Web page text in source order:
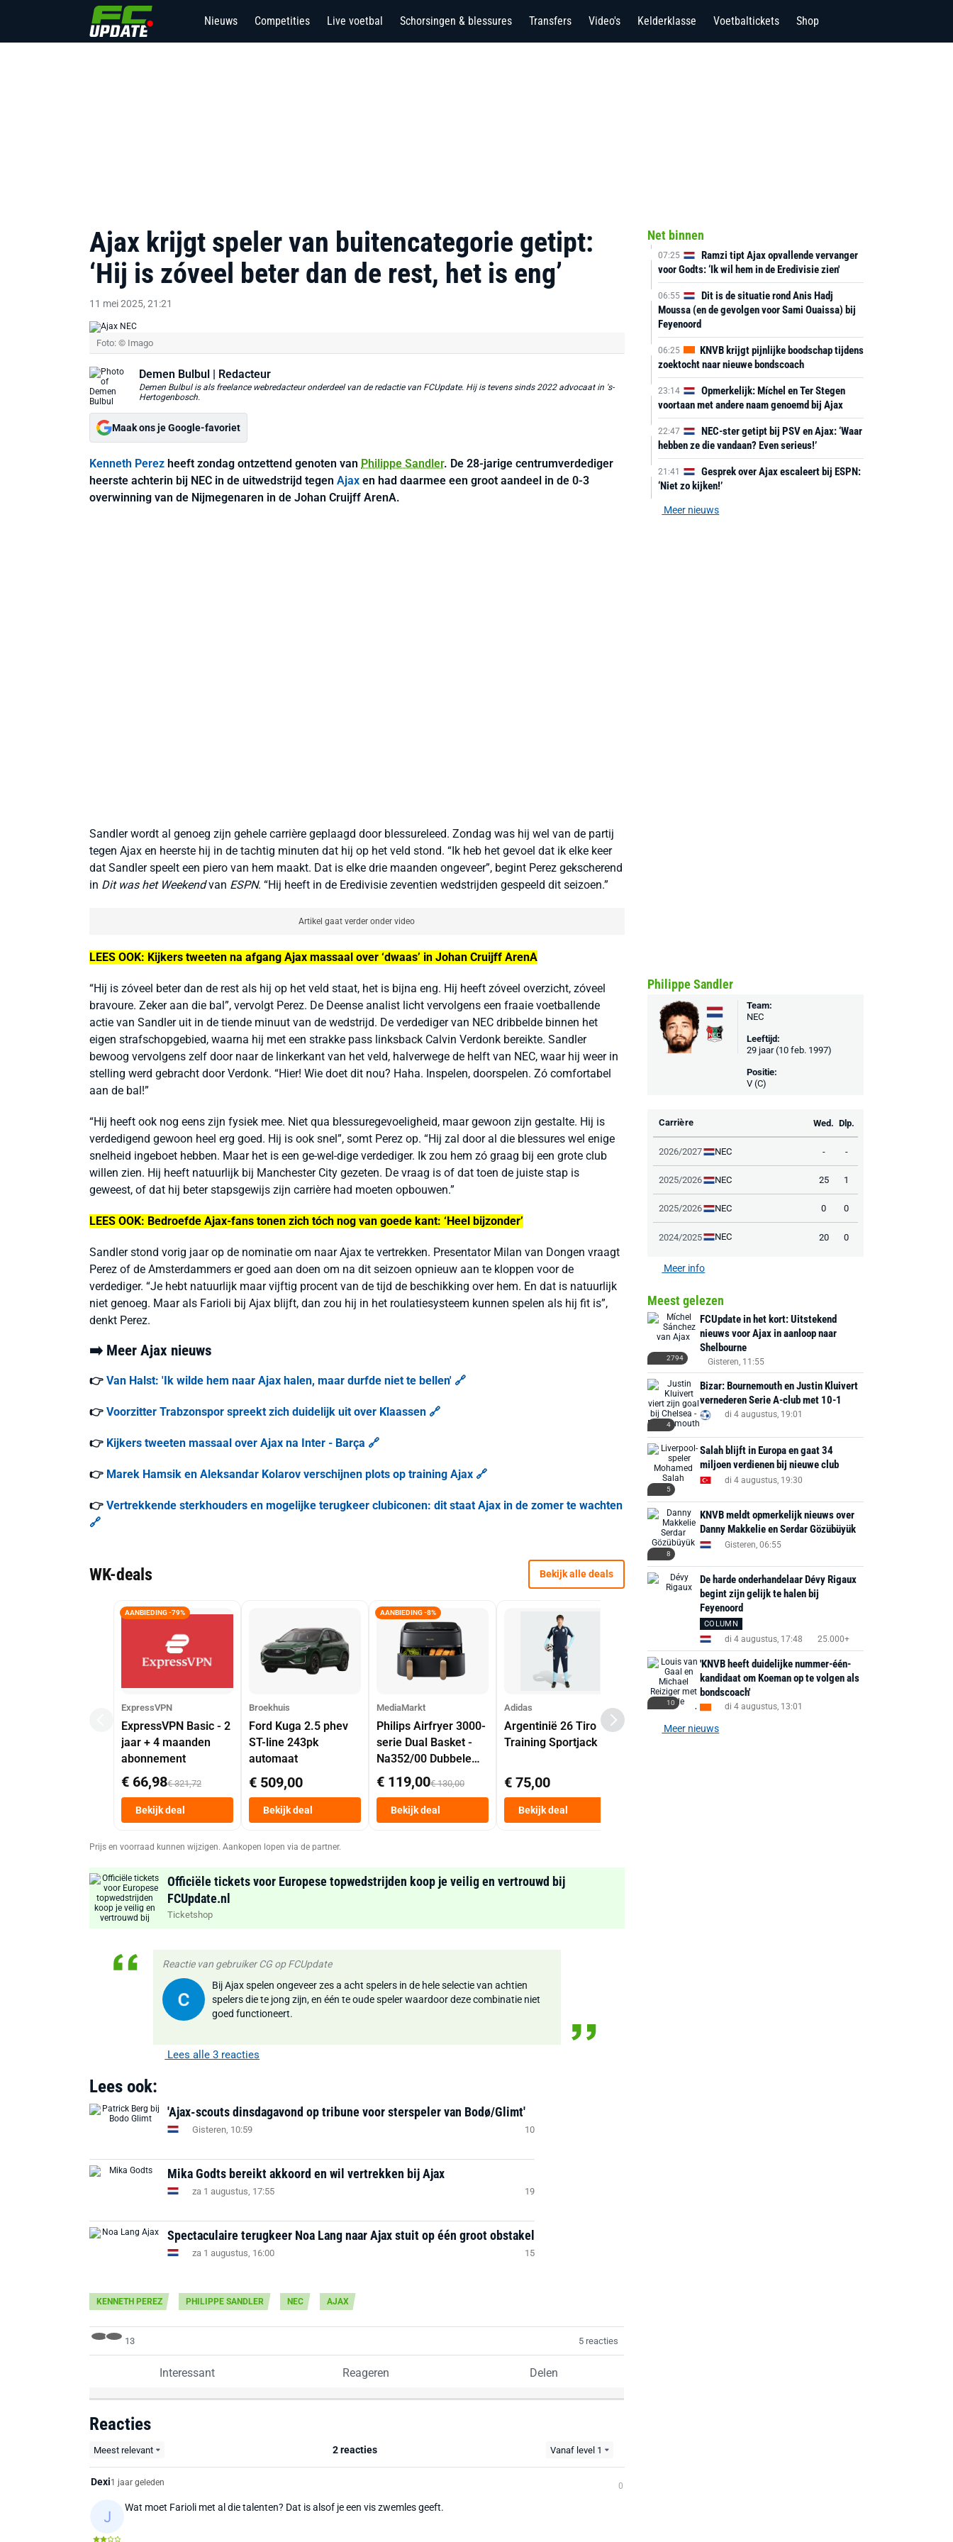
Nieuws Competities Live voetbal Schorsingen & blessures Transfers Video's Kelderklasse Voetbaltickets Shop
Ajax krijgt speler van buitencategorie getipt:
‘Hij is zóveel beter dan de rest, het is eng’
11 mei 2025, 21:21
Foto: © Imago
Demen Bulbul | Redacteur
Demen Bulbul is als freelance webredacteur onderdeel van de redactie van FCUpdate. Hij is tevens sinds 2022 advocaat in 's-
Hertogenbosch.
Maak ons je Google-favoriet
Kenneth Perez heeft zondag ontzettend genoten van Philippe Sandler. De 28-jarige centrumverdediger
heerste achterin bij NEC in de uitwedstrijd tegen Ajax en had daarmee een groot aandeel in de 0-3
overwinning van de Nijmegenaren in de Johan Cruijff ArenA.
Sandler wordt al genoeg zijn gehele carrière geplaagd door blessureleed. Zondag was hij wel van de partij
tegen Ajax en heerste hij in de tachtig minuten dat hij op het veld stond. “Ik heb het gevoel dat ik elke keer
dat Sandler speelt een piero van hem maakt. Dat is elke drie maanden ongeveer”, begint Perez gekscherend
in Dit was het Weekendvan ESPN. “Hij heeft in de Eredivisie zeventien wedstrijden gespeeld dit seizoen.”
Artikel gaat verder onder video
LEES OOK: Kijkers tweeten na afgang Ajax massaal over ‘dwaas’ in Johan Cruijff ArenA
“Hij is zóveel beter dan de rest als hij op het veld staat, het is bijna eng. Hij heeft zóveel overzicht, zóveel
bravoure. Zeker aan die bal”, vervolgt Perez. De Deense analist licht vervolgens een fraaie voetballende
actie van Sandler uit in de tiende minuut van de wedstrijd. De verdediger van NEC dribbelde binnen het
eigen strafschopgebied, waarna hij met een strakke pass linksback Calvin Verdonk bereikte. Sandler
bewoog vervolgens zelf door naar de linkerkant van het veld, halverwege de helft van NEC, waar hij weer in
stelling werd gebracht door Verdonk. “Hier! Wie doet dit nou? Haha. Inspelen, doorspelen. Zó comfortabel
aan de bal!”
“Hij heeft ook nog eens zijn fysiek mee. Niet qua blessuregevoeligheid, maar gewoon zijn gestalte. Hij is
verdedigend gewoon heel erg goed. Hij is ook snel”, somt Perez op. “Hij zal door al die blessures wel enige
snelheid ingeboet hebben. Maar het is een ge-wel-dige verdediger. Ik zou hem zó graag bij een grote club
willen zien. Hij heeft natuurlijk bij Manchester City gezeten. De vraag is of dat toen de juiste stap is
geweest, of dat hij beter stapsgewijs zijn carrière had moeten opbouwen.”
LEES OOK: Bedroefde Ajax-fans tonen zich tóch nog van goede kant: ‘Heel bijzonder’
Sandler stond vorig jaar op de nominatie om naar Ajax te vertrekken. Presentator Milan van Dongen vraagt
Perez of de Amsterdammers er goed aan doen om na dit seizoen opnieuw aan te kloppen voor de
verdediger. “Je hebt natuurlijk maar vijftig procent van de tijd de beschikking over hem. En dat is natuurlijk
niet genoeg. Maar als Farioli bij Ajax blijft, dan zou hij in het roulatiesysteem kunnen spelen als hij fit is”,
denkt Perez.
➡️ Meer Ajax nieuws
👉 Van Halst: 'Ik wilde hem naar Ajax halen, maar durfde niet te bellen' 🔗
👉 Voorzitter Trabzonspor spreekt zich duidelijk uit over Klaassen 🔗
👉 Kijkers tweeten massaal over Ajax na Inter - Barça 🔗
👉 Marek Hamsik en Aleksandar Kolarov verschijnen plots op training Ajax 🔗
👉 Vertrekkende sterkhouders en mogelijke terugkeer clubiconen: dit staat Ajax in de zomer te wachten
🔗
WK-deals Bekijk alle deals
AANBIEDING -79%
ExpressVPN
ExpressVPN Basic - 2
jaar + 4 maanden
abonnement
€ 66,98€ 321,72
Bekijk deal
Broekhuis
Ford Kuga 2.5 phev
ST-line 243pk
automaat
€ 509,00
Bekijk deal
AANBIEDING -8%
MediaMarkt
Philips Airfryer 3000-
serie Dual Basket -
Na352/00 Dubbele
Mand 9 L Tot 6
Personen
Heteluchtfriteuse
Zwart
€ 119,00€ 130,00
Bekijk deal
Adidas
Argentinië 26 Tiro
Training Sportjack
€ 75,00
Bekijk deal
MediaMarkt
EA Sports FC 26 -
Adidas
Prijs en voorraad kunnen wijzigen. Aankopen lopen via de partner.
Officiële tickets voor Europese topwedstrijden koop je veilig en vertrouwd bij
FCUpdate.nl
Ticketshop
Reactie van gebruiker CG op FCUpdate
Bij Ajax spelen ongeveer zes a acht spelers in de hele selectie van achtien
spelers die te jong zijn, en één te oude speler waardoor deze combinatie niet
goed functioneert.
Lees alle 3 reacties
Lees ook:
'Ajax-scouts dinsdagavond op tribune voor sterspeler van Bodø/Glimt'
Gisteren, 10:59 10
Mika Godts bereikt akkoord en wil vertrekken bij Ajax
za 1 augustus, 17:55 19
Spectaculaire terugkeer Noa Lang naar Ajax stuit op één groot obstakel
za 1 augustus, 16:00 15
KENNETH PEREZ PHILIPPE SANDLER NEC AJAX
13 5 reacties
Interessant Reageren Delen
Reacties
Meest relevant 2 reacties Vanaf level 1
Dexi1 jaar geleden 0
Wat moet Farioli met al die talenten? Dat is alsof je een vis zwemles geeft.
Net binnen
07:25
Ramzi tipt Ajax opvallende vervanger
voor Godts: ‘Ik wil hem in de Eredivisie zien'
06:55
Dit is de situatie rond Anis Hadj
Moussa (en de gevolgen voor Sami Ouaissa) bij
Feyenoord
06:25
KNVB krijgt pijnlijke boodschap tijdens
zoektocht naar nieuwe bondscoach
23:14
Opmerkelijk: Míchel en Ter Stegen
voortaan met andere naam genoemd bij Ajax
22:47
NEC-ster getipt bij PSV en Ajax: ‘Waar
hebben ze die vandaan? Even serieus!’
21:41
Gesprek over Ajax escaleert bij ESPN:
‘Niet zo kijken!’
Meer nieuws
Philippe Sandler
Team:
NEC
Leeftijd:
29 jaar (10 feb. 1997)
Positie:
V (C)
Carrière Wed. Dlp.
2026/2027 NEC - -
2025/2026 NEC 25 1
2025/2026 NEC 0 0
2024/2025 NEC 20 0
Meer info
Meest gelezen
2794
FCUpdate in het kort: Uitstekend
nieuws voor Ajax in aanloop naar
Shelbourne
Gisteren, 11:55
4
Bizar: Bournemouth en Justin Kluivert
vernederen Serie A-club met 10-1
di 4 augustus, 19:01
5
Salah blijft in Europa en gaat 34
miljoen verdienen bij nieuwe club
di 4 augustus, 19:30
8
KNVB meldt opmerkelijk nieuws over
Danny Makkelie en Serdar Gözübüyük
Gisteren, 06:55
De harde onderhandelaar Dévy Rigaux
begint zijn gelijk te halen bij
Feyenoord
COLUMN
di 4 augustus, 17:48 25.000+
10
'KNVB heeft duidelijke nummer-één-
kandidaat om Koeman op te volgen als
bondscoach'
di 4 augustus, 13:01
Meer nieuws